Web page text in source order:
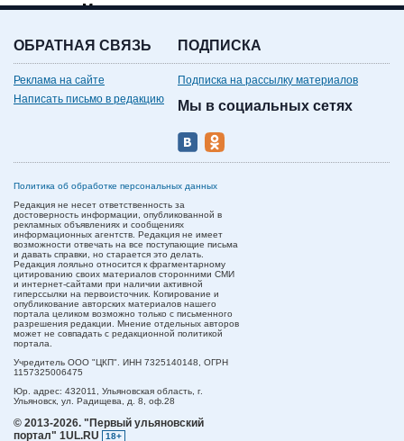
группа «Мураками»
ОБРАТНАЯ СВЯЗЬ
Реклама на сайте
Написать письмо в редакцию
ПОДПИСКА
Подписка на рассылку материалов
Мы в социальных сетях
Политика об обработке персональных данных
Редакция не несет ответственность за
достоверность информации, опубликованной в
рекламных объявлениях и сообщениях
информационных агентств. Редакция не имеет
возможности отвечать на все поступающие письма
и давать справки, но старается это делать.
Редакция лояльно относится к фрагментарному
цитированию своих материалов сторонними СМИ
и интернет-сайтами при наличии активной
гиперссылки на первоисточник. Копирование и
опубликование авторских материалов нашего
портала целиком возможно только с письменного
разрешения редакции. Мнение отдельных авторов
может не совпадать с редакционной политикой
портала.
Учредитель ООО "ЦКП". ИНН 7325140148, ОГРН
1157325006475
Юр. адрес: 432011, Ульяновская область, г.
Ульяновск, ул. Радищева, д. 8, оф.28
© 2013-2026. "Первый ульяновский
портал" 1UL.RU
18+